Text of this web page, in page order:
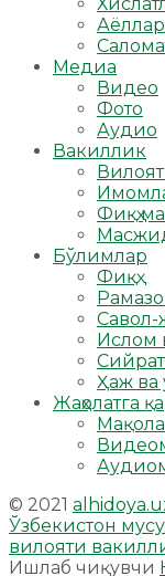
Аёллар
Медиа
Видео
Фото
Аудио
Вакиллик
Фиқҳ
Бўлимлар
Фиқҳ
Савол-
Ислом
Ҳаж ва
Жаҳолатга
Мақола
© 2021
Ўзбекистон
вилояти
Ишлаб чиқувчи